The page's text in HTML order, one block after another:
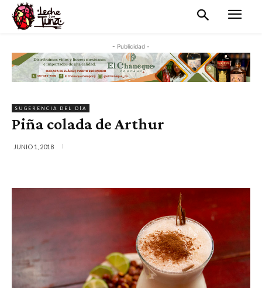
- Publicidad -
SUGERENCIA DEL DÍA
Piña colada de Arthur
JUNIO 1, 2018